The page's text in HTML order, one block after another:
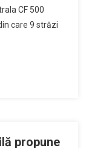
CF 500
care 9 străzi
propune